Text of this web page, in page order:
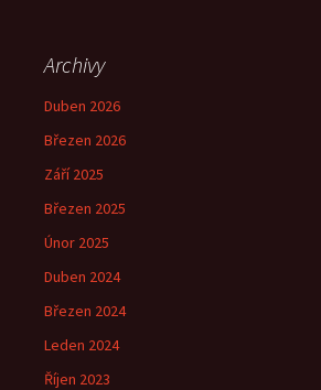
Archivy
Duben 2026
Březen 2026
Září 2025
Březen 2025
Únor 2025
Duben 2024
Březen 2024
Leden 2024
Říjen 2023